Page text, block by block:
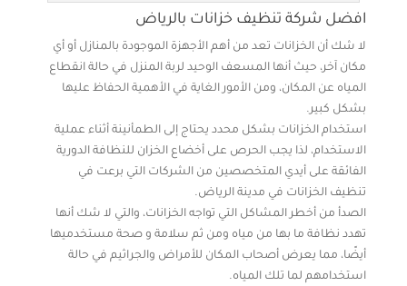
افضل شركة تنظيف خزانات بالرياض
لا شك أن الخزانات تعد من أهم الأجهزة الموجودة بالمنازل أو أي
مكان آخر، حيث أنها المسعف الوحيد لربة المنزل في حالة انقطاع
المياه عن المكان، ومن الأمور الغاية في الأهمية الحفاظ عليها
بشكل كبير.
استخدام الخزانات بشكل محدد يحتاج إلى الطمأنينة أثناء عملية
الاستخدام، لذا يجب الحرص على أخضاع الخزان للنظافة الدورية
الفائقة على أيدي المتخصصين من الشركات التي برعت في
تنظيف الخزانات في مدينة الرياض.
الصدأ من أخطر المشاكل التي تواجه الخزانات، والتي لا شك أنها
تهدد نظافة ما بها من مياه ومن ثم سلامة و صحة مستخدميها
أيضًا، مما يعرض أصحاب المكان للأمراض والجراثيم في حالة
استخدامهم لما تلك المياه.